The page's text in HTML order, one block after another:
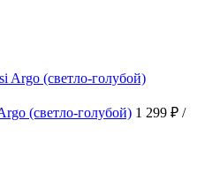
(светло-голубой) 1 299 ₽ /